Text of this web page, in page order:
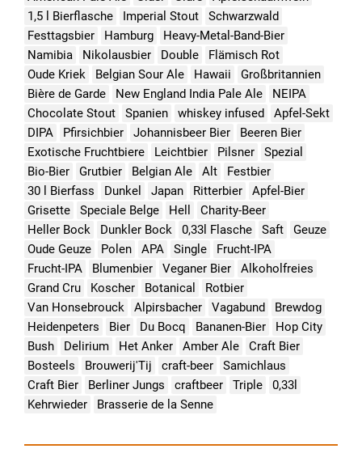
1,5 l Bierflasche
Imperial Stout
Schwarzwald
Festtagsbier
Hamburg
Heavy-Metal-Band-Bier
Namibia
Nikolausbier Double
Flämisch Rot
Oude Kriek
Belgian Sour Ale Hawaii
Großbritannien
Bière de Garde
New England India Pale Ale
NEIPA
Chocolate Stout
Spanien whiskey infused
Apfel-Sekt
DIPA
Pfirsichbier Johannisbeer Bier
Beeren Bier
Exotische Fruchtbiere
Leichtbier Pilsner
Spezial
Bio-Bier
Grutbier Belgian Ale Alt
Festbier
30 l Bierfass
Dunkel Japan Ritterbier
Apfel-Bier
Grisette
Speciale Belge Hell
Charity-Beer
Heller Bock
Dunkler Bock 0,33l Flasche Saft
Geuze
Oude Geuze
Polen APA Single
Frucht-IPA
Frucht-IPA
Blumenbier Veganer Bier
Alkoholfreies
Grand Cru
Koscher Botanical
Rotbier
Van Honsebrouck
Alpirsbacher Vagabund
Brewdog
Heidenpeters
Bier Du Bocq Bananen-Bier
Hop City
Bush
Delirium Het Anker Amber Ale
Craft Bier
Bosteels
Brouwerij'Tij craft-beer
Samichlaus
Craft Bier
Berliner Jungs craftbeer Triple
0,33l
Kehrwieder
Brasserie de la Senne